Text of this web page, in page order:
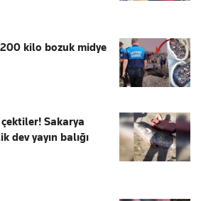
200 kilo bozuk midye
çektiler! Sakarya
dev yayın balığı